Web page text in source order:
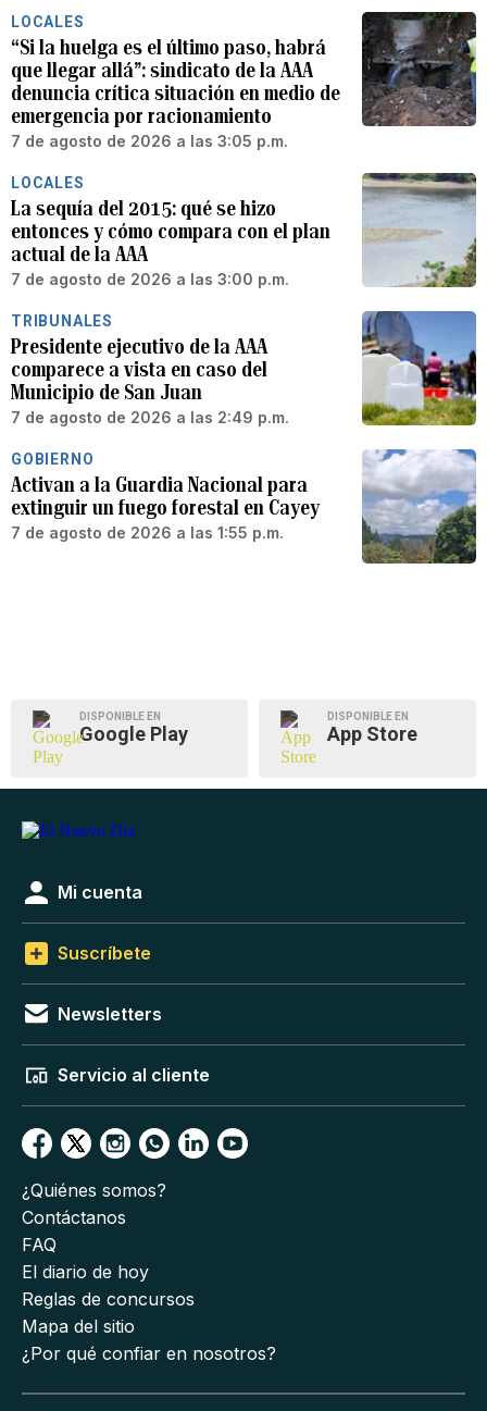
LOCALES
“Si la huelga es el último paso, habrá
que llegar allá”: sindicato de la AAA
denuncia crítica situación en medio de
emergencia por racionamiento
7 de agosto de 2026 a las 3:05 p.m.
LOCALES
La sequía del 2015: qué se hizo
entonces y cómo compara con el plan
actual de la AAA
7 de agosto de 2026 a las 3:00 p.m.
TRIBUNALES
Presidente ejecutivo de la AAA
comparece a vista en caso del
Municipio de San Juan
7 de agosto de 2026 a las 2:49 p.m.
GOBIERNO
Activan a la Guardia Nacional para
extinguir un fuego forestal en Cayey
7 de agosto de 2026 a las 1:55 p.m.
DISPONIBLE EN
Google Play
DISPONIBLE EN
App Store
Mi cuenta
Suscríbete
Newsletters
Servicio al cliente
¿Quiénes somos?
Contáctanos
FAQ
El diario de hoy
Reglas de concursos
Mapa del sitio
¿Por qué confiar en nosotros?